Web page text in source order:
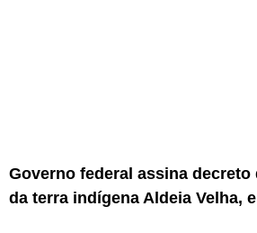
Governo federal assina decreto
da terra indígena Aldeia Velha,